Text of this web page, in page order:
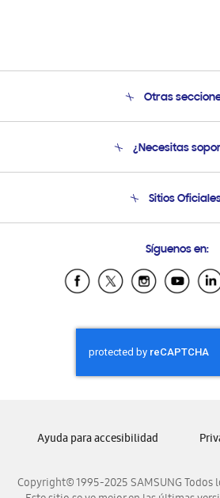
Otras
Soporte
¿Necesitas
Soporte vía eMail
Sitios
Samsung Ecuador
Samsung El
Samsung
Samsung Nicaragua
Samsung
Samsung
Síguenos en:
Copyright© 1995-2025 SAMSUNG Todos
Ayuda para accesibilidad